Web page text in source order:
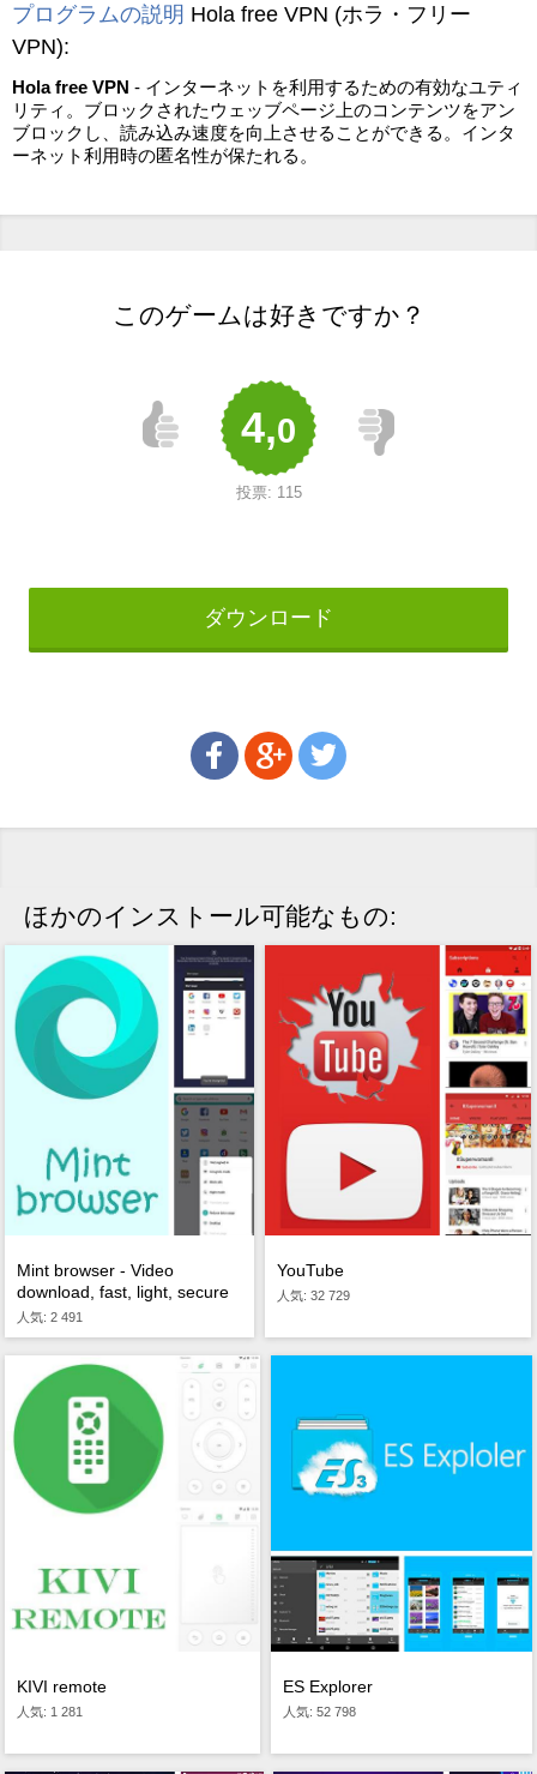
プログラムの説明 Hola free VPN (ホラ・フリー
VPN):
Hola free VPN - インターネットを利用するための有効なユティ
リティ。ブロックされたウェッブページ上のコンテンツをアン
ブロックし、読み込み速度を向上させることができる。インタ
ーネット利用時の匿名性が保たれる。
このゲームは好きですか？
4,0
投票: 115
ダウンロード
ほかのインストール可能なもの:
Mint browser - Video
download, fast, light, secure
人気: 2 491
YouTube
人気: 32 729
KIVI remote
人気: 1 281
ES Explorer
人気: 52 798